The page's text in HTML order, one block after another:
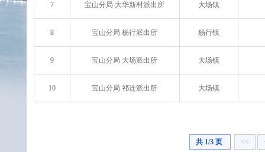
7 宝山分局 大华新村派出所 大场镇
8 宝山分局 杨行派出所 杨行镇
9 宝山分局 大场派出所 大场镇
10 宝山分局 祁连派出所 大场镇
共 1/3 页 <<